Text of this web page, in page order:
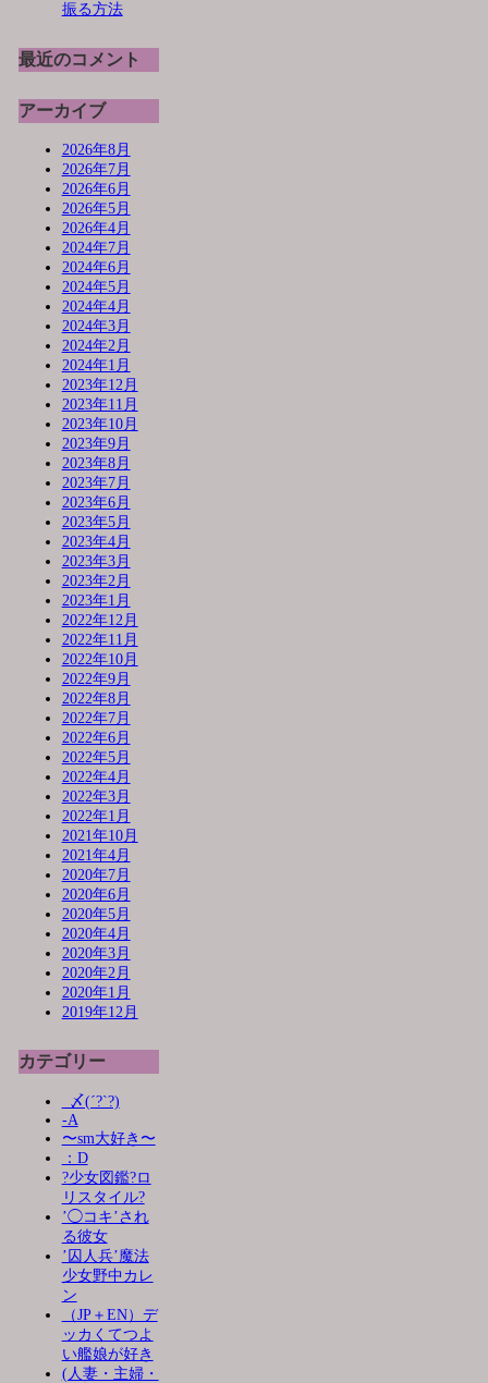
振る方法
最近のコメント
アーカイブ
2026年8月
2026年7月
2026年6月
2026年5月
2026年4月
2024年7月
2024年6月
2024年5月
2024年4月
2024年3月
2024年2月
2024年1月
2023年12月
2023年11月
2023年10月
2023年9月
2023年8月
2023年7月
2023年6月
2023年5月
2023年4月
2023年3月
2023年2月
2023年1月
2022年12月
2022年11月
2022年10月
2022年9月
2022年8月
2022年7月
2022年6月
2022年5月
2022年4月
2022年3月
2022年1月
2021年10月
2021年4月
2020年7月
2020年6月
2020年5月
2020年4月
2020年3月
2020年2月
2020年1月
2019年12月
カテゴリー
_〆(´?`?)
-A
〜sm大好き〜
：D
?少女図鑑?ロ
リスタイル?
’◯コキ’され
る彼女
’囚人兵’魔法
少女野中カレ
ン
（JP＋EN）デ
ッカくてつよ
い艦娘が好き
(人妻・主婦・